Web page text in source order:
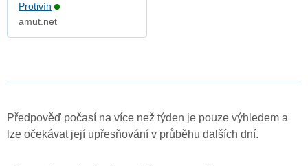
Protivín
amut.net
Předpověď počasí na více než týden je pouze výhledem a
lze očekávat její upřesňování v průběhu dalších dní.